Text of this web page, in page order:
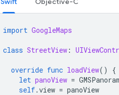
import GoogleMaps
class StreetView :
override func loadView()
{
let panoView =
self.view = panoView